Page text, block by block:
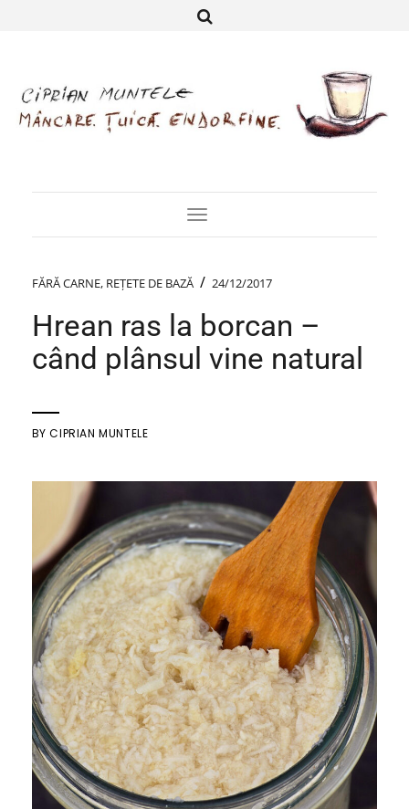
Toggle
Navigation
FĂRĂ CARNE, REȚETE DE BAZĂ / 24/12/2017
Hrean ras la borcan –
când plânsul vine natural
BYCIPRIAN MUNTELE